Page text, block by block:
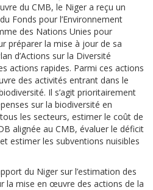
du CMB, le Niger a reçu un
Fonds pour l’Environnement
des Nations Unies pour
préparer la mise à jour de sa
d’Actions sur la Diversité
actions rapides. Parmi ces actions
des activités entrant dans le
Il s’agit prioritairement
sur la biodiversité en
les secteurs, estimer le coût de
alignée au CMB, évaluer le déficit
estimer les subventions nuisibles
du Niger sur l’estimation des
la mise en œuvre des actions de la